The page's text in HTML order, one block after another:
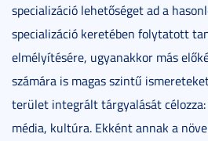
specializáció lehetőséget ad a
specializáció keretében folytatott
elmélyítésére, ugyanakkor más
számára is magas szintű
terület integrált tárgyalását
média, kultúra. Ekként annak a